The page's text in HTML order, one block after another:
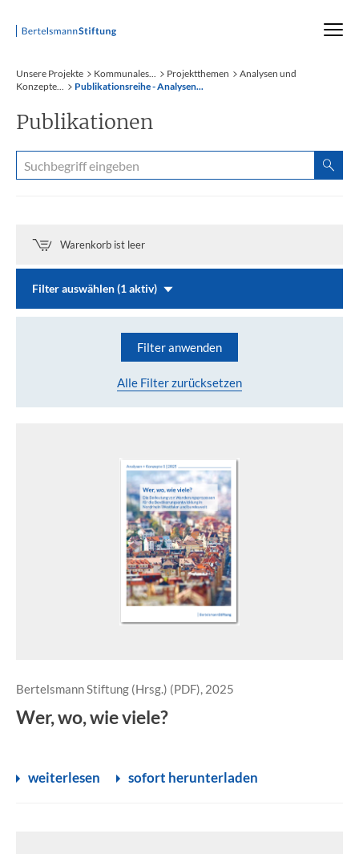
Startseite
Unsere Projekte Kommunales... Projektthemen
Analysen und
Konzepte...
Publikationsreihe - Analysen...
Publikationen
Warenkorb ist leer
Filter auswählen (1 aktiv)
Filter anwenden
Alle Filter zurücksetzen
Bertelsmann Stiftung (Hrsg.) (PDF), 2025
Wer, wo, wie viele?
weiterlesen sofort herunterladen